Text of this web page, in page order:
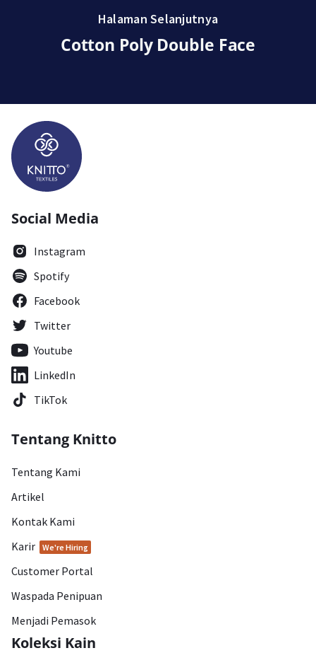
Halaman Selanjutnya
Cotton Poly Double Face
Social Media
Instagram
Spotify
Facebook
Twitter
Youtube
LinkedIn
TikTok
Tentang Knitto
Tentang Kami
Artikel
Kontak Kami
Karir
We're Hiring
Customer Portal
Waspada Penipuan
Menjadi Pemasok
Koleksi Kain